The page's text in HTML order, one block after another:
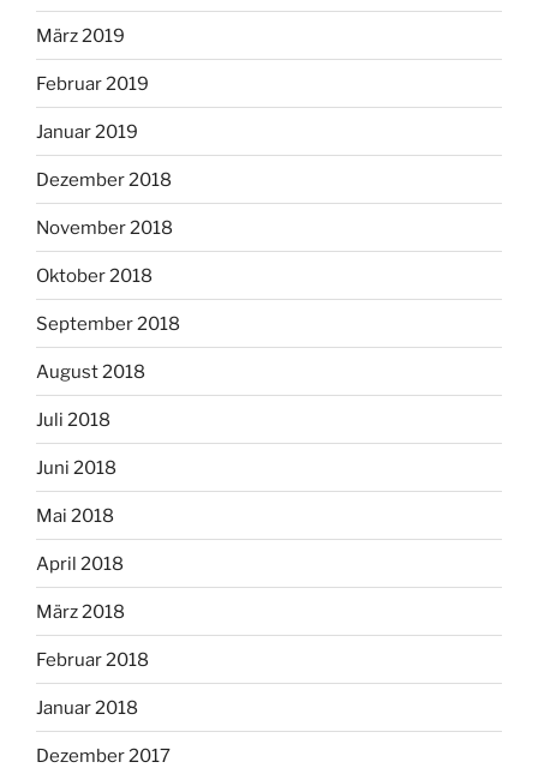
März 2019
Februar 2019
Januar 2019
Dezember 2018
November 2018
Oktober 2018
September 2018
August 2018
Juli 2018
Juni 2018
Mai 2018
April 2018
März 2018
Februar 2018
Januar 2018
Dezember 2017